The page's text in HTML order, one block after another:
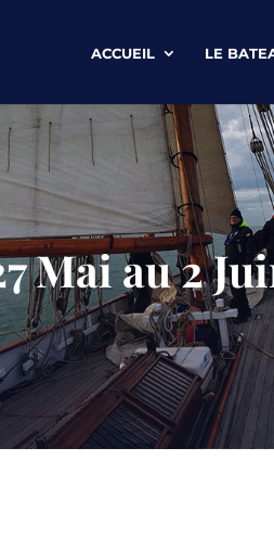
ACCUEIL LE
Mai au 2